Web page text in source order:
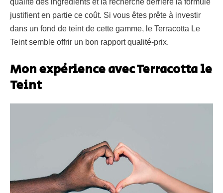
justifient en partie ce coût. Si vous êtes prête à investir
dans un fond de teint de cette gamme, le Terracotta Le
Teint semble offrir un bon rapport qualité-prix.
Mon expérience avec Terracotta le
Teint